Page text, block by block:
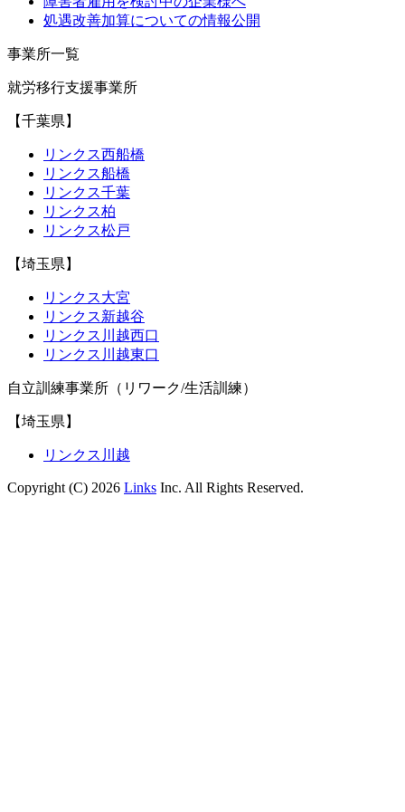
処遇改善加算についての情報公開
事業所一覧
就労移行支援事業所
【千葉県】
リンクス西船橋
リンクス船橋
リンクス千葉
リンクス柏
リンクス松戸
【埼玉県】
リンクス大宮
リンクス新越谷
リンクス川越西口
リンクス川越東口
自立訓練事業所（リワーク/生活訓練）
【埼玉県】
リンクス川越
Copyright (C) 2026 Links Inc. All Rights Reserved.